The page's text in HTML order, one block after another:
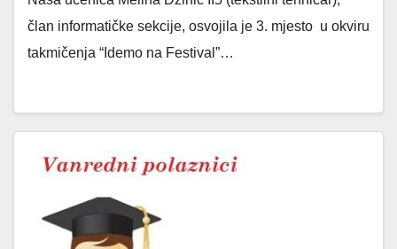
član informatičke sekcije, osvojila je 3. mjesto u okviru
takmičenja “Idemo na Festival”…